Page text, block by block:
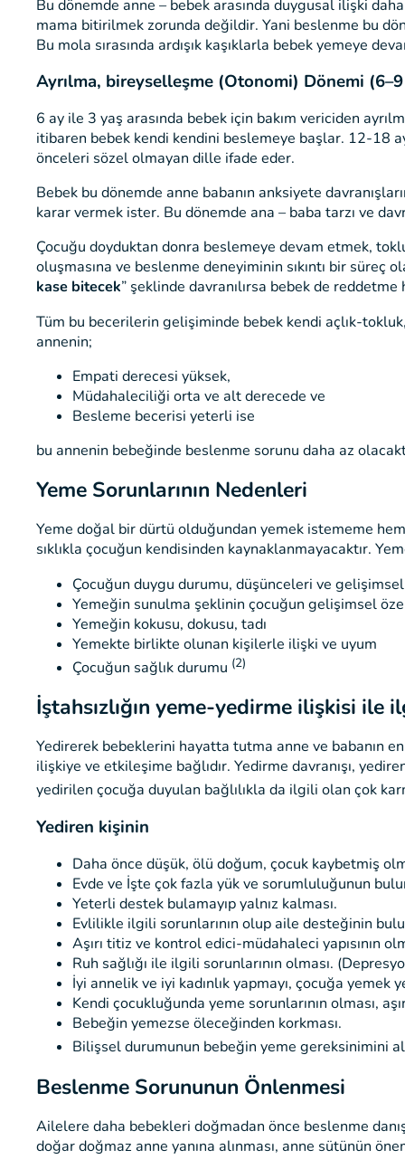
Bu dönemde anne – bebek arasında duygusal ilişki
mama bitirilmek zorunda değildir. Yani beslenme bu
Bu mola sırasında ardışık kaşıklarla bebek yemeye
Ayrılma, bireyselleşme (Otonomi) Dönemi
6 ay ile 3 yaş arasında bebek için bakım vericiden
itibaren bebek kendi kendini beslemeye başlar. 12-18
önceleri sözel olmayan dille ifade eder.
Bebek bu dönemde anne babanın anksiyete
karar vermek ister. Bu dönemde ana – baba tarzı ve
Çocuğu doyduktan donra beslemeye devam etmek,
oluşmasına ve beslenme deneyiminin sıkıntı bir süreç
kase bitecek” şeklinde davranılırsa bebek de reddetme
Tüm bu becerilerin gelişiminde bebek kendi açlık-
annenin;
Empati derecesi yüksek,
Müdahaleciliği orta ve alt derecede ve
Besleme becerisi yeterli ise
bu annenin bebeğinde beslenme sorunu daha az
Yeme Sorunlarının Nedenleri
Yeme doğal bir dürtü olduğundan yemek istememe
sıklıkla çocuğun kendisinden kaynaklanmayacaktır.
Çocuğun duygu durumu, düşünceleri ve
Yemeğin sunulma şeklinin çocuğun gelişimsel
Yemeğin kokusu, dokusu, tadı
Yemekte birlikte olunan kişilerle ilişki ve uyum
Çocuğun sağlık durumu (2)
İştahsızlığın yeme-yedirme ilişkisi ile
Yedirerek bebeklerini hayatta tutma anne ve babanın
ilişkiye ve etkileşime bağlıdır. Yedirme davranışı,
yedirilen çocuğa duyulan bağlılıkla da ilgili olan çok
Yediren kişinin
Daha önce düşük, ölü doğum, çocuk kaybetmiş
Evde ve İşte çok fazla yük ve sorumluluğunun
Yeterli destek bulamayıp yalnız kalması.
Evlilikle ilgili sorunlarının olup aile desteğinin
Aşırı titiz ve kontrol edici-müdahaleci yapısının
Ruh sağlığı ile ilgili sorunlarının olması.
İyi annelik ve iyi kadınlık yapmayı, çocuğa yemek
Kendi çocukluğunda yeme sorunlarının olması,
Bebeğin yemezse öleceğinden korkması.
Bilişsel durumunun bebeğin yeme gereksinimini
Beslenme Sorununun Önlenmesi
Ailelere daha bebekleri doğmadan önce beslenme
doğar doğmaz anne yanına alınması, anne sütünün